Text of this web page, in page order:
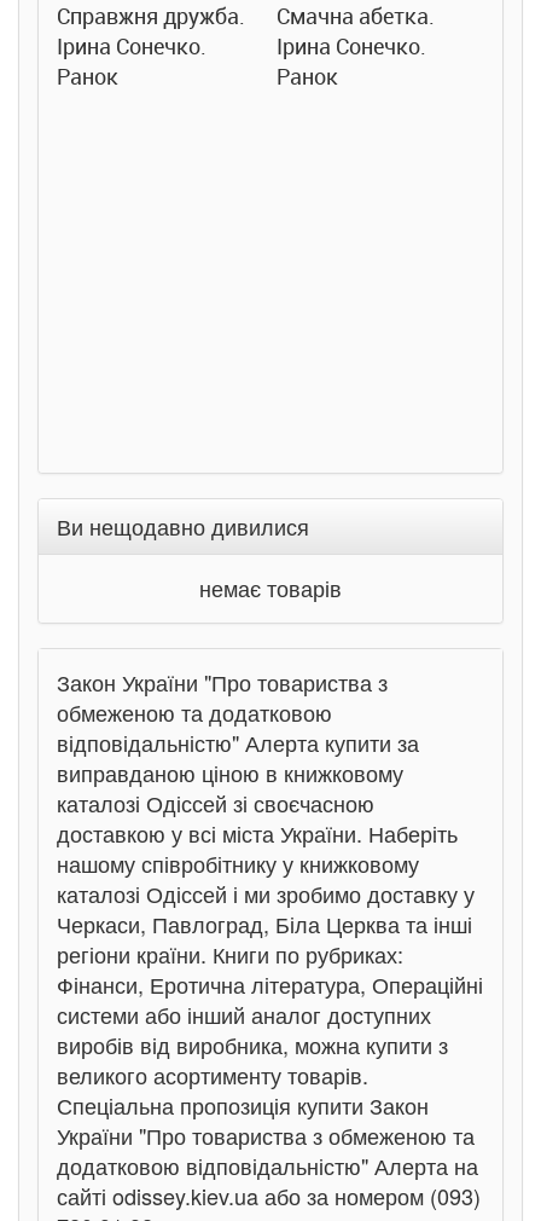
Справжня дружба.
Ірина Сонечко.
Ранок
Смачна абетка.
Ірина Сонечко.
Ранок
Ви нещодавно дивилися
немає товарів
Закон України "Про товариства з
обмеженою та додатковою
відповідальністю" Алерта купити за
виправданою ціною в книжковому
каталозі Одіссей зі своєчасною
доставкою у всі міста України. Наберіть
нашому співробітнику у книжковому
каталозі Одіссей і ми зробимо доставку у
Черкаси, Павлоград, Біла Церква та інші
регіони країни. Книги по рубриках:
Фінанси, Еротична література, Операційні
системи або інший аналог доступних
виробів від виробника, можна купити з
великого асортименту товарів.
Спеціальна пропозиція купити Закон
України "Про товариства з обмеженою та
додатковою відповідальністю" Алерта на
сайті odissey.kiev.ua або за номером (093)